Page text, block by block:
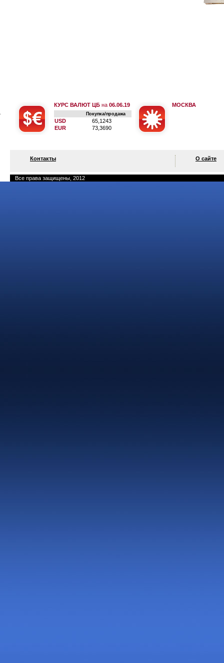
КУРС ВАЛЮТ ЦБ на 06.06.19
Покупка/продажа
USD
65,1243
EUR
73,3690
МОСКВА
Контакты О сайте
Все права защищены, 2012